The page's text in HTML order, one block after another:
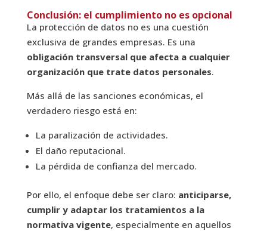
Conclusión: el cumplimiento no es opcional
La protección de datos no es una cuestión
exclusiva de grandes empresas. Es una
obligación transversal que afecta a cualquier
organización que trate datos personales.
Más allá de las sanciones económicas, el
verdadero riesgo está en:
La paralización de actividades.
El daño reputacional.
La pérdida de confianza del mercado.
Por ello, el enfoque debe ser claro: anticiparse,
cumplir y adaptar los tratamientos a la
normativa vigente, especialmente en aquellos